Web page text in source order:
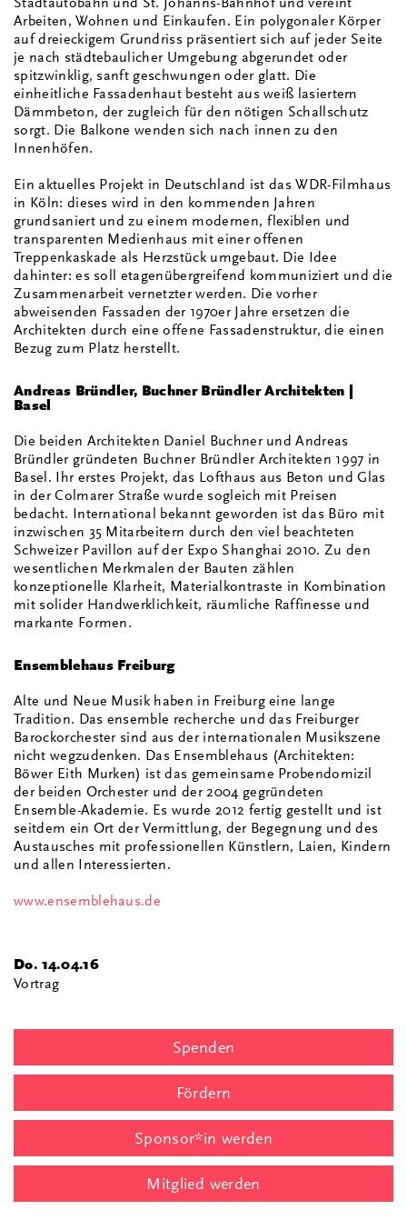
Arbeiten, Wohnen und Einkaufen. Ein polygonaler Körper
auf dreieckigem Grundriss präsentiert sich auf jeder Seite
je nach städtebaulicher Umgebung abgerundet oder
spitzwinklig, sanft geschwungen oder glatt. Die
einheitliche Fassadenhaut besteht aus weiß lasiertem
Dämmbeton, der zugleich für den nötigen Schallschutz
sorgt. Die Balkone wenden sich nach innen zu den
Innenhöfen.
Ein aktuelles Projekt in Deutschland ist das WDR-Filmhaus
in Köln: dieses wird in den kommenden Jahren
grundsaniert und zu einem modernen, flexiblen und
transparenten Medienhaus mit einer offenen
Treppenkaskade als Herzstück umgebaut. Die Idee
dahinter: es soll etagenübergreifend kommuniziert und die
Zusammenarbeit vernetzter werden. Die vorher
abweisenden Fassaden der 1970er Jahre ersetzen die
Architekten durch eine offene Fassadenstruktur, die einen
Bezug zum Platz herstellt.
Andreas Bründler, Buchner Bründler Architekten |
Basel
Die beiden Architekten Daniel Buchner und Andreas
Bründler gründeten Buchner Bründler Architekten 1997 in
Basel. Ihr erstes Projekt, das Lofthaus aus Beton und Glas
in der Colmarer Straße wurde sogleich mit Preisen
bedacht. International bekannt geworden ist das Büro mit
inzwischen 35 Mitarbeitern durch den viel beachteten
Schweizer Pavillon auf der Expo Shanghai 2010. Zu den
wesentlichen Merkmalen der Bauten zählen
konzeptionelle Klarheit, Materialkontraste in Kombination
mit solider Handwerklichkeit, räumliche Raffinesse und
markante Formen.
Ensemblehaus Freiburg
Alte und Neue Musik haben in Freiburg eine lange
Tradition. Das ensemble recherche und das Freiburger
Barockorchester sind aus der internationalen Musikszene
nicht wegzudenken. Das Ensemblehaus (Architekten:
Böwer Eith Murken) ist das gemeinsame Probendomizil
der beiden Orchester und der 2004 gegründeten
Ensemble-Akademie. Es wurde 2012 fertig gestellt und ist
seitdem ein Ort der Vermittlung, der Begegnung und des
Austausches mit professionellen Künstlern, Laien, Kindern
und allen Interessierten.
www.ensemblehaus.de
Do. 14.04.16
Vortrag
Spenden
Fördern
Sponsor*in werden
Mitglied werden